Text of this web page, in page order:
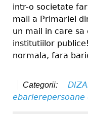
intr-o societate
mail a Primariei
un mail in care sa
institutiilor
normala, fara
Categorii:
ebarierepersoane